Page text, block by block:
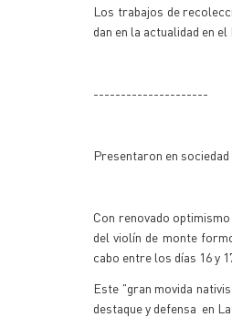
Los trabajos de
dan en la actualidad en el
---------------------
Presentaron en
Con renovado
del violín de monte
cabo entre los días 16 y
Este "gran movida
destaque y defensa en